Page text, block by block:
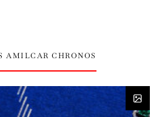
AMILCAR CHRONOS